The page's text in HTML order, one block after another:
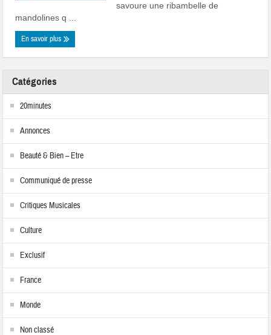
savoure une ribambelle de
mandolines q ...
En savoir plus
Catégories
20minutes
Annonces
Beauté & Bien – Etre
Communiqué de presse
Critiques Musicales
Culture
Exclusif
France
Monde
Non classé